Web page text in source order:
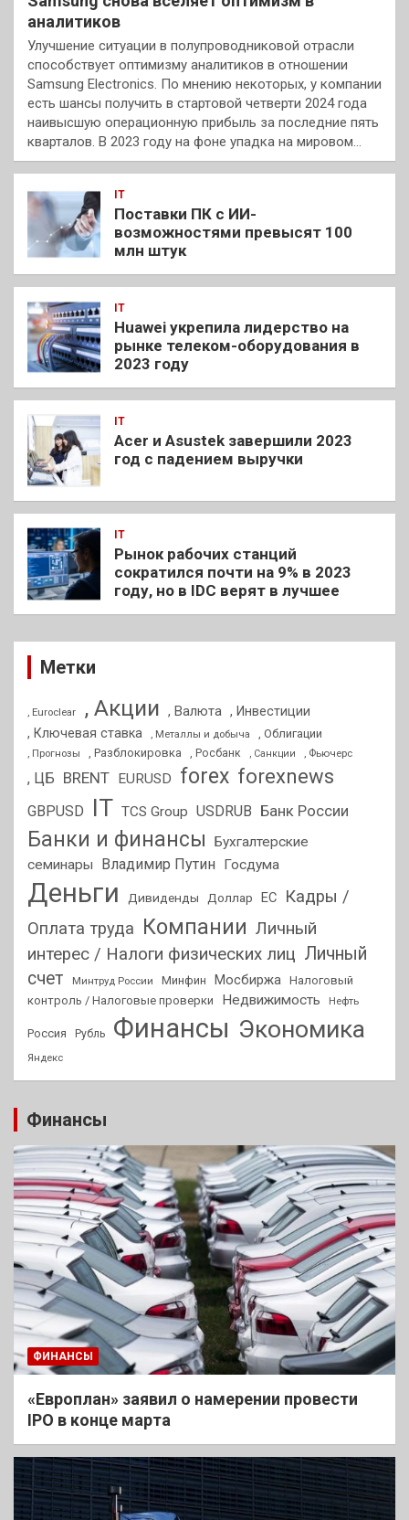
аналитиков
Улучшение ситуации в полупроводниковой отрасли
способствует оптимизму аналитиков в отношении
Samsung Electronics. По мнению некоторых, у компании
есть шансы получить в стартовой четверти 2024 года
наивысшую операционную прибыль за последние пять
кварталов. В 2023 году на фоне упадка на мировом…
IT
Поставки ПК с ИИ-
возможностями превысят 100
млн штук
IT
Huawei укрепила лидерство на
рынке телеком-оборудования в
2023 году
IT
Acer и Asustek завершили 2023
год с падением выручки
IT
Рынок рабочих станций
сократился почти на 9% в 2023
году, но в IDC верят в лучшее
Метки
, Euroclear , Акции , Валюта , Инвестиции
, Ключевая ставка
, Металлы и добыча , Облигации
, Прогнозы , Разблокировка , Росбанк , Санкции , Фьючерс
, ЦБ BRENT EURUSD forex forexnews
GBPUSD IT TCS Group USDRUB Банк России
Банки и финансы
Бухгалтерские
семинары
Владимир Путин Госдума
Деньги Дивиденды Доллар ЕС
Кадры /
Оплата труда Компании Личный
интерес / Налоги физических лиц Личный
счет
Минтруд России Минфин Мосбиржа Налоговый
контроль / Налоговые проверки
Недвижимость Нефть
Россия Рубль Финансы Экономика
Яндекс
Финансы
ФИНАНСЫ
«Европлан» заявил о намерении провести
IPO в конце марта